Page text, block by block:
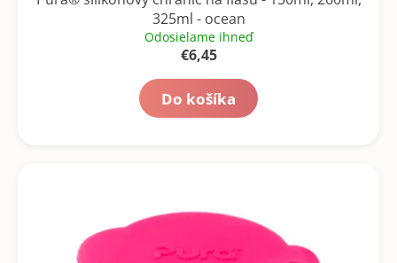
325ml - ocean
Odosielame ihneď
€6,45
Do košíka